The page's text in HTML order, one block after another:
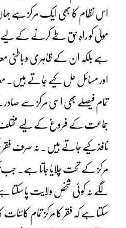
اس نظام کا بھی ایک مرکز ہے
مولیٰ کو راہِ حق طے کرنے کے لیے
ہے بلکہ ان کے ظاہری و باطنی
اور مسائل حل کیے جاتے ہیں۔
تمام فیصلے بھی اسی مرکز سے صادر
جماعت کے فروغ کے لیے
نافذ کیے جاتے ہیں۔ نہ صرف فقر
مرکز کے تحت چلایا جاتا ہے۔
لگے نہ کوئی شخص ولایت پا سکتا
سکتا ہے کہ فقر کا مرکز تمام